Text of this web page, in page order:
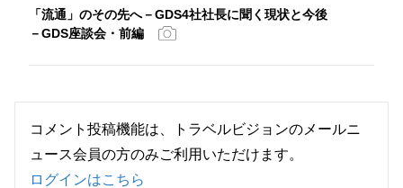
「流通」のその先へ－GDS4社社長に聞く現状と今後
－GDS座談会・前編
コメント投稿機能は、トラベルビジョンのメールニ
ュース会員の方のみご利用いただけます。
ログインはこちら